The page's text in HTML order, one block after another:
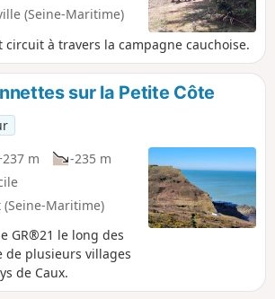
(Seine-Maritime)
à travers la campagne cauchoise.
sur la Petite Côte
m
-235 m
(Seine-Maritime)
GR®21 le long des
de plusieurs villages
de Caux.